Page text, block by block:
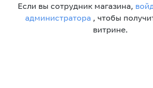
Если вы сотрудник магазина,
администратора , чтобы
витрине.